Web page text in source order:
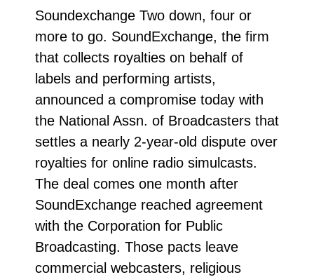
Soundexchange Two down, four or
more to go. SoundExchange, the firm
that collects royalties on behalf of
labels and performing artists,
announced a compromise today with
the National Assn. of Broadcasters that
settles a nearly 2-year-old dispute over
royalties for online radio simulcasts.
The deal comes one month after
SoundExchange reached agreement
with the Corporation for Public
Broadcasting. Those pacts leave
commercial webcasters, religious